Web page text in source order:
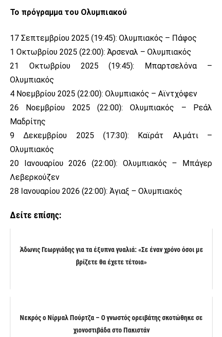
Το πρόγραμμα του Ολυμπιακού
17 Σεπτεμβρίου 2025 (19:45): Ολυμπιακός – Πάφος
1 Οκτωβρίου 2025 (22:00): Άρσεναλ – Ολυμπιακός
21 Οκτωβρίου 2025 (19:45): Μπαρτσελόνα –
Ολυμπιακός
4 Νοεμβρίου 2025 (22:00): Ολυμπιακός – Αϊντχόφεν
26 Νοεμβρίου 2025 (22:00): Ολυμπιακός – Ρεάλ
Μαδρίτης
9 Δεκεμβρίου 2025 (17:30): Καϊράτ Αλμάτι –
Ολυμπιακός
20 Ιανουαρίου 2026 (22:00): Ολυμπιακός – Μπάγερ
Λεβερκούζεν
28 Ιανουαρίου 2026 (22:00): Άγιαξ – Ολυμπιακός
Δείτε επίσης:
Άδωνις Γεωργιάδης για τα έξυπνα γυαλιά: «Σε έναν χρόνο όσοι με
βρίζετε θα έχετε τέτοια»
Νεκρός ο Νίρμαλ Πούρτζα – Ο γνωστός ορειβάτης σκοτώθηκε σε
χιονοστιβάδα στο Πακιστάν